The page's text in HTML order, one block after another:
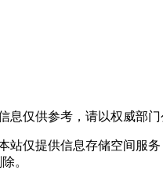
仅供参考，请以权威部门
仅提供信息存储空间服
。